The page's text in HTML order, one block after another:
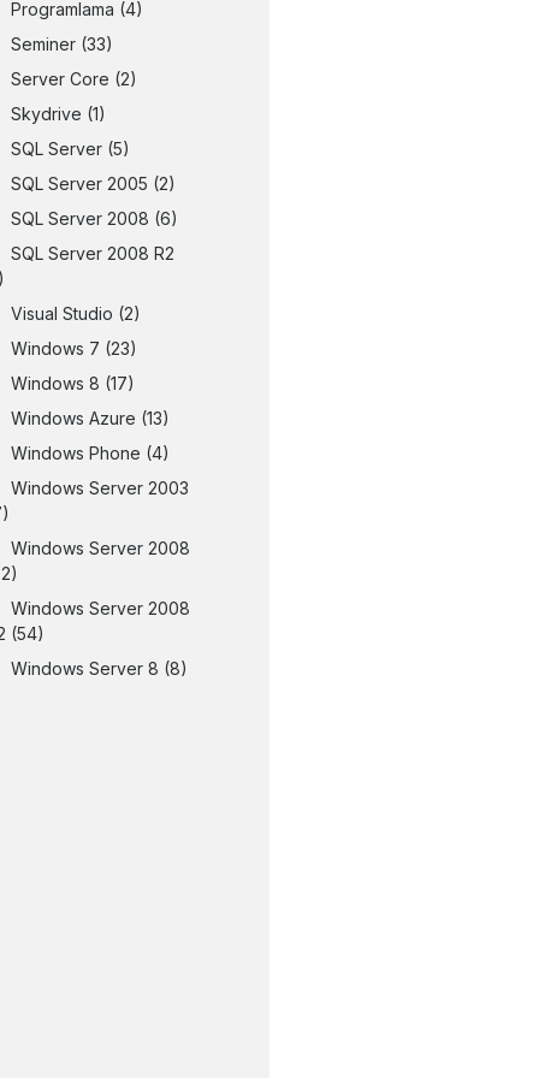
Programlama (4)
Seminer (33)
Server Core (2)
Skydrive (1)
SQL Server (5)
SQL Server 2005 (2)
SQL Server 2008 (6)
SQL Server 2008 R2
Visual Studio (2)
Windows 7 (23)
Windows 8 (17)
Windows Azure (13)
Windows Phone (4)
Windows Server 2003
Windows Server 2008
Windows Server 2008
(54)
Windows Server 8 (8)